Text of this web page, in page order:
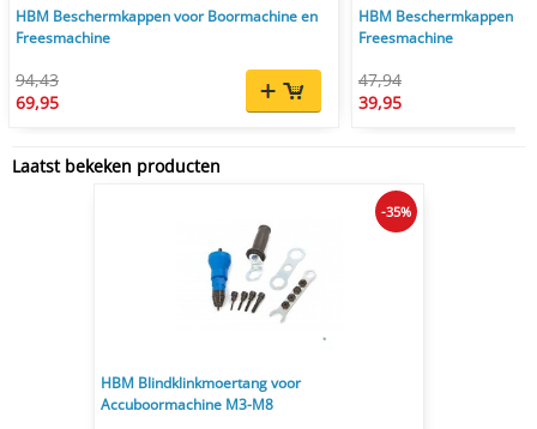
HBM Beschermkappen voor Boormachine en
Freesmachine
94,43
69,95
HBM Beschermkappen
Freesmachine
47,94
39,95
Laatst bekeken producten
HBM Blindklinkmoertang voor
Accuboormachine M3-M8
-35%